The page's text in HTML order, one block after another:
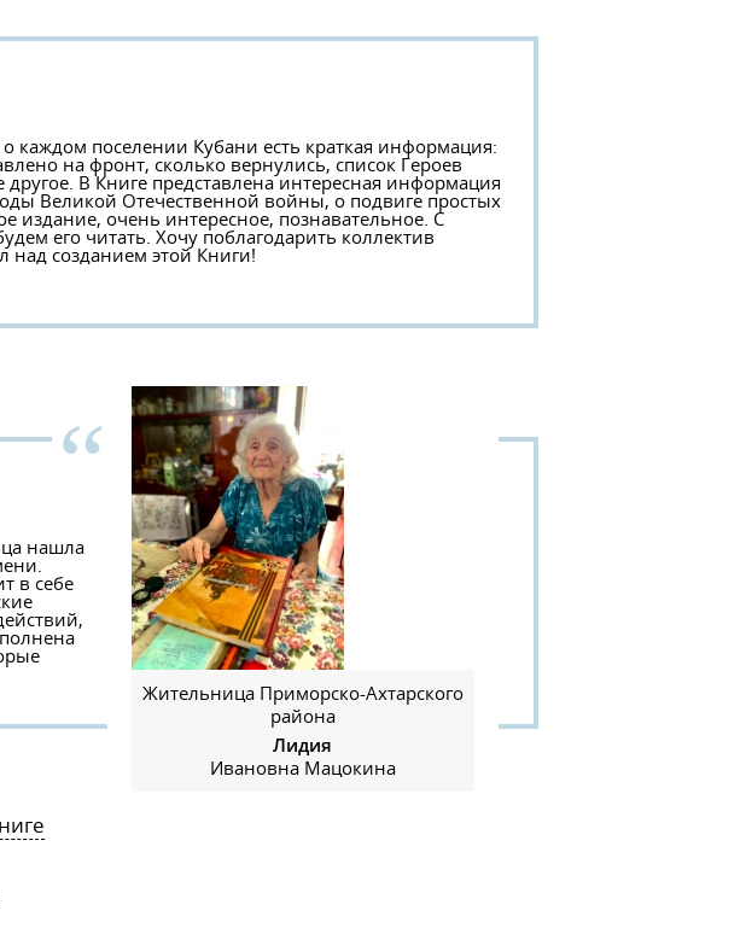
каждом поселении Кубани есть краткая информация:
на фронт, сколько вернулись, список Героев
другое. В Книге представлена интересная информация
Великой Отечественной войны, о подвиге простых
издание, очень интересное, познавательное. С
его читать. Хочу поблагодарить коллектив
над созданием этой Книги!
Жительница Приморско-Ахтарского
района
Лидия
Ивановна Мацокина
“
нашла
в себе